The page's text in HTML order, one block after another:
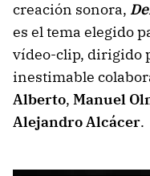
creación sonora,
es el tema elegido
vídeo-clip, dirigido
inestimable
Alberto, Manuel
Alejandro Alcácer.